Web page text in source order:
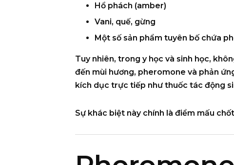
Hổ phách (amber)
Vani, quế, gừng
Một số sản phẩm tuyên bố chứa
Tuy nhiên, trong y học và sinh học,
đến mùi hương, pheromone và phản
kích dục trực tiếp như thuốc tác động
Sự khác biệt này chính là điểm mấu